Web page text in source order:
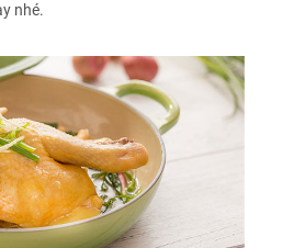
nhé.